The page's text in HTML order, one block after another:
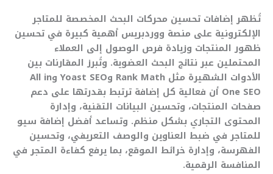
تُظهر إضافات تحسين محركات البحث المخصصة للمتاجر
الإلكترونية على منصة ووردبريس أهمية كبيرة في تحسين
ظهور المنتجات وزيادة فرص الوصول إلى العملاء
المحتملين عبر نتائج البحث العضوية. وتُبرز المقارنات بين
الأدوات الشهيرة مثل Rank Math وYoast SEO وAll in
One SEO أن فعالية كل إضافة ترتبط بقدرتها على دعم
صفحات المنتجات، وتحسين البيانات التقنية، وإدارة
المحتوى التجاري بشكل منظم. وتساعد أفضل إضافة سيو
للمتاجر في ضبط العناوين والوصف التعريفي، وتحسين
الفهرسة، وإدارة خرائط الموقع، بما يرفع كفاءة المتجر في
المنافسة الرقمية.